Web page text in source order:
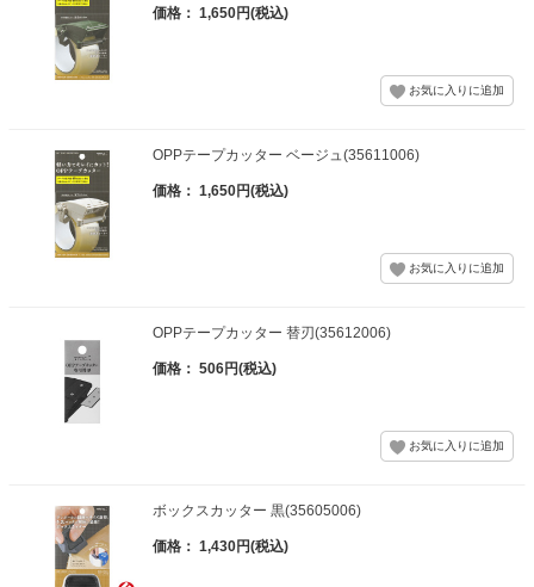
価格： 1,650円(税込)
OPPテープカッター ベージュ(35611006)
価格： 1,650円(税込)
OPPテープカッター 替刃(35612006)
価格： 506円(税込)
ボックスカッター 黒(35605006)
価格： 1,430円(税込)